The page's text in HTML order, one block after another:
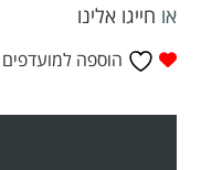
או חייגו אלינו
הוספה למועדפים